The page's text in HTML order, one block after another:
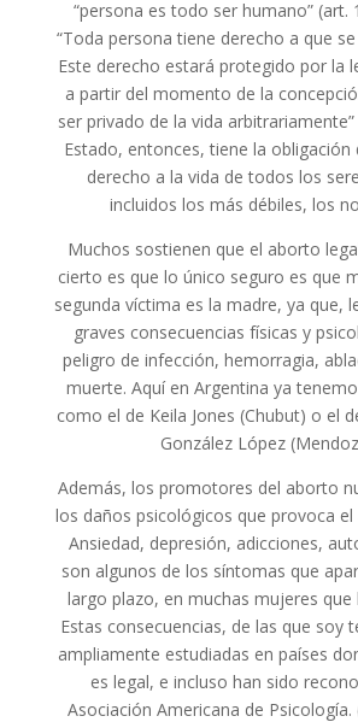
“persona es todo ser humano” (art.
“Toda persona tiene derecho a que
Este derecho estará protegido por la
a partir del momento de la
ser privado de la vida arbitrariamente”
Estado, entonces, tiene la obligación
derecho a la vida de todos los
incluidos los más débiles, los
Muchos sostienen que el aborto
cierto es que lo único seguro es que
segunda víctima es la madre, ya que,
graves consecuencias físicas y
peligro de infección, hemorragia,
muerte. Aquí en Argentina ya
como el de Keila Jones (Chubut) o el
González López
Además, los promotores del aborto
los daños psicológicos que provoca
Ansiedad, depresión, adicciones,
son algunos de los síntomas que
largo plazo, en muchas mujeres que
Estas consecuencias, de las que soy
ampliamente estudiadas en países
es legal, e incluso han sido
Asociación Americana de Psicología.